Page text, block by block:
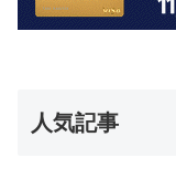
人気記事